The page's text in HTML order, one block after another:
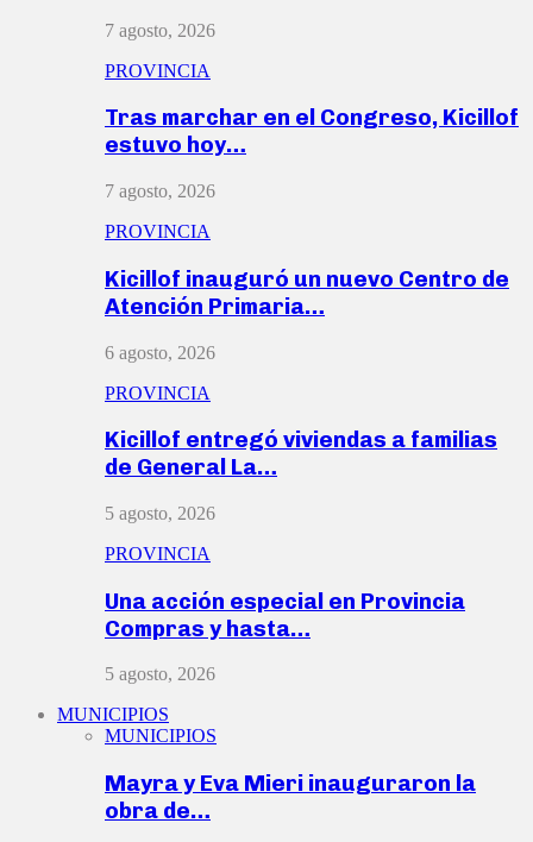
7 agosto, 2026
PROVINCIA
Tras marchar en el Congreso, Kicillof
estuvo hoy…
7 agosto, 2026
PROVINCIA
Kicillof inauguró un nuevo Centro de
Atención Primaria…
6 agosto, 2026
PROVINCIA
Kicillof entregó viviendas a familias
de General La…
5 agosto, 2026
PROVINCIA
Una acción especial en Provincia
Compras y hasta…
5 agosto, 2026
MUNICIPIOS
MUNICIPIOS
Mayra y Eva Mieri inauguraron la
obra de…